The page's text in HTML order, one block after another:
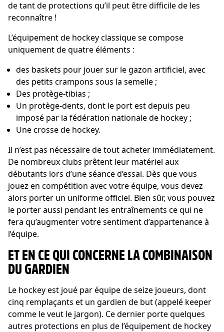
de tant de protections qu’il peut être difficile de les
reconnaître !
L’équipement de hockey classique se compose
uniquement de quatre éléments :
des baskets pour jouer sur le gazon artificiel, avec
des petits crampons sous la semelle ;
Des protège-tibias ;
Un protège-dents, dont le port est depuis peu
imposé par la fédération nationale de hockey ;
Une crosse de hockey.
Il n’est pas nécessaire de tout acheter immédiatement.
De nombreux clubs prêtent leur matériel aux
débutants lors d’une séance d’essai. Dès que vous
jouez en compétition avec votre équipe, vous devez
alors porter un uniforme officiel. Bien sûr, vous pouvez
le porter aussi pendant les entraînements ce qui ne
fera qu’augmenter votre sentiment d’appartenance à
l’équipe.
ET EN CE QUI CONCERNE LA COMBINAISON
DU GARDIEN
Le hockey est joué par équipe de seize joueurs, dont
cinq remplaçants et un gardien de but (appelé keeper
comme le veut le jargon). Ce dernier porte quelques
autres protections en plus de l’équipement de hockey